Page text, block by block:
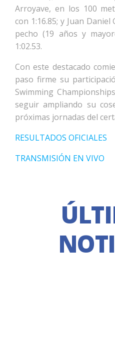
Arroyave, en los 100
con 1:16.85; y Juan
pecho (19 años y
1:02.53.
Con este destacado
paso firme su
Swimming
seguir ampliando su
próximas jornadas del
RESULTADOS OFICIALES
TRANSMISIÓN EN VIVO